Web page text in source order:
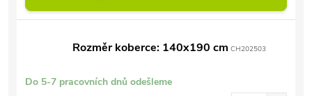
Rozměr koberce: 140x190 cm CH202503
Do 5-7 pracovních dnů odešleme